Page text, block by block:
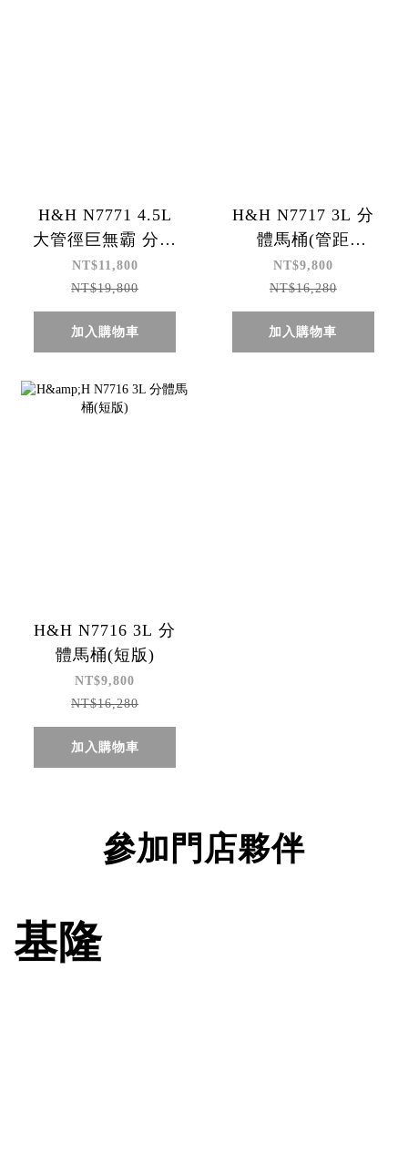
H&H N7771 4.5L
大管徑巨無霸 分體
馬桶
NT$11,800
NT$19,800
加入購物車
H&H N7717 3L 分
體馬桶(管距
30/40cm)
NT$9,800
NT$16,280
加入購物車
H&H N7716 3L 分
體馬桶(短版)
NT$9,800
NT$16,280
加入購物車
參加門店夥伴
基隆